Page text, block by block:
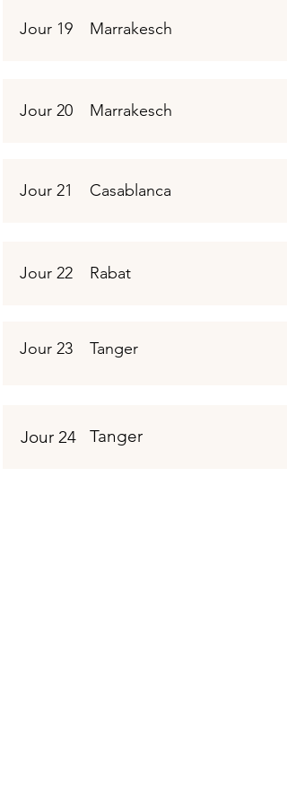
Jour 19 Marrakesch
Jour 20 Marrakesch
Jour 21 Casablanca
Jour 22 Rabat
Jour 23 Tanger
Jour 24 Tanger